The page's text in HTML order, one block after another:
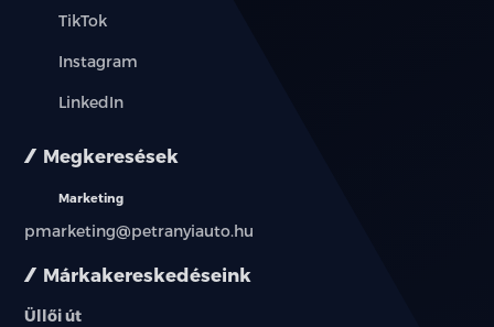
Fashion metál fényezés
Márkakereskedéseink
Üllői út
TikTok
Instagram
LinkedIn
Megkeresések
Marketing
pmarketing@petranyiauto.hu